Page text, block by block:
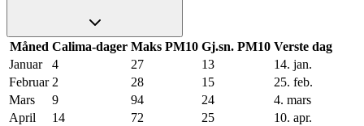
Måned Calima-dager Maks PM10 Gj.sn. PM10 Verste dag
Januar
4 27 13
14. jan.
Februar 2 28 15
25. feb.
Mars
9 94 24
4. mars
April
14 72 25
10. apr.